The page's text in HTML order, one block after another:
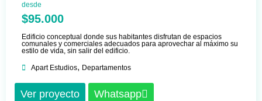
desde
$95.000
Edificio conceptual donde sus habitantes disfrutan de espacios
comunales y comerciales adecuados para aprovechar al máximo su
estilo de vida, sin salir del edificio.
Apart Estudios, Departamentos
Ver proyecto Whatsapp